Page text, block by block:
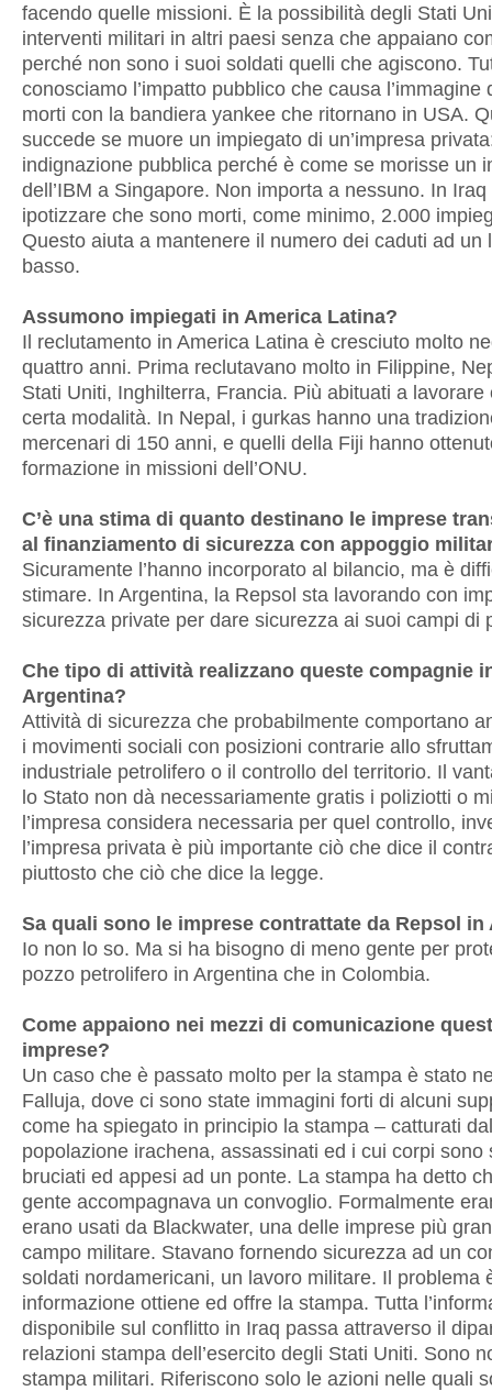
facendo quelle missioni. È la possibilità degli Stati
interventi militari in altri paesi senza che appaiano
perché non sono i suoi soldati quelli che agiscono.
conosciamo l’impatto pubblico che causa l’immagine
morti con la bandiera yankee che ritornano in USA.
succede se muore un impiegato di un’impresa
indignazione pubblica perché è come se morisse un
dell’IBM a Singapore. Non importa a nessuno. In Iraq
ipotizzare che sono morti, come minimo, 2.000
Questo aiuta a mantenere il numero dei caduti ad un
basso.
Assumono impiegati in America Latina?
Il reclutamento in America Latina è cresciuto molto
quattro anni. Prima reclutavano molto in Filippine,
Stati Uniti, Inghilterra, Francia. Più abituati a lavorare
certa modalità. In Nepal, i gurkas hanno una
mercenari di 150 anni, e quelli della Fiji hanno
formazione in missioni dell’ONU.
C’è una stima di quanto destinano le imprese
al finanziamento di sicurezza con appoggio
Sicuramente l’hanno incorporato al bilancio, ma è
stimare. In Argentina, la Repsol sta lavorando con
sicurezza private per dare sicurezza ai suoi campi di
Che tipo di attività realizzano queste compagnie
Argentina?
Attività di sicurezza che probabilmente comportano
i movimenti sociali con posizioni contrarie allo
industriale petrolifero o il controllo del territorio. Il
lo Stato non dà necessariamente gratis i poliziotti o
l’impresa considera necessaria per quel controllo,
l’impresa privata è più importante ciò che dice il
piuttosto che ciò che dice la legge.
Sa quali sono le imprese contrattate da Repsol in
Io non lo so. Ma si ha bisogno di meno gente per
pozzo petrolifero in Argentina che in Colombia.
Come appaiono nei mezzi di comunicazione
imprese?
Un caso che è passato molto per la stampa è stato
Falluja, dove ci sono state immagini forti di alcuni
come ha spiegato in principio la stampa – catturati
popolazione irachena, assassinati ed i cui corpi sono
bruciati ed appesi ad un ponte. La stampa ha detto
gente accompagnava un convoglio. Formalmente
erano usati da Blackwater, una delle imprese più
campo militare. Stavano fornendo sicurezza ad un
soldati nordamericani, un lavoro militare. Il problema
informazione ottiene ed offre la stampa. Tutta
disponibile sul conflitto in Iraq passa attraverso il
relazioni stampa dell’esercito degli Stati Uniti. Sono
stampa militari. Riferiscono solo le azioni nelle quali